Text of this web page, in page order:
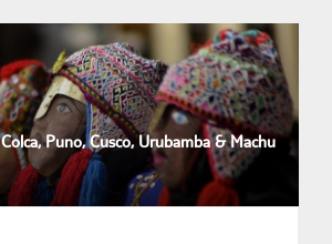
Puno, Cusco, Urubamba & Machu